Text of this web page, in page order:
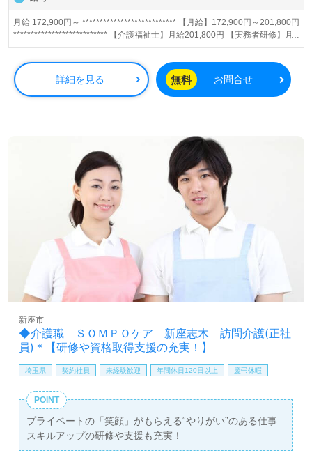
月給 172,900円～ *************************** 【月給】172,900円～201,800円
*************************** 【介護福祉士】月給201,800円 【実務者研修】月
給187,400円 【初任者研修】月給172,900円 【賞与】あり（年2回） ※精皆
勤手当、日祝手当（月平均2回分）等、毎月支払われる手当を含みます。 ■
精皆勤手当…6,000円/月 ■日祝手当…2,000円/回 ◎残業時は別途時間外手当
支給（超過1分～）
詳細を見る 無料 お問合せ
◆介護職 ＳＯＭＰＯケア 新座志木 訪問介護(正社
員)＊【研修や資格取得支援の充実！】
新座市
埼玉県 契約社員 未経験歓迎 年間休日120日以上 慶弔休暇
POINT
プライベートの「笑顔」がもらえる“やりがい”のある仕事
スキルアップの研修や支援も充実！